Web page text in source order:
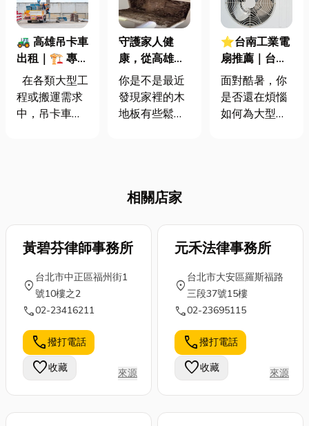
🚜 高雄吊卡車
出租｜🏗️ 專業
吊掛工程 ▸ 施
工支援 ▸ 一站
式起重服務 🌟
程或搬運需求
中，吊卡車與
是工地材料吊
掛，都需要專
驗豐富的操作
團隊，才能確
保安全與效
率。吊卡車出
租服務，能提
供不同噸位的
機型，靈活因
應各種作...
守護家人健
康，從高雄滅
白蟻巢做起
你是不是最近
發現家裡的木
地板有些鬆
是白蟻正在你
在高雄這種潮
濕又溫暖的氣
別活躍，尤其
中。很多人以
為白蟻只是吃
木頭，但其實
牠們會從地基
一路往上啃，
牆壁、...
⭐台南工業電
扇推薦｜台南
人看過來！清
潔保養大公
開，讓你的工
面對酷暑，你
是否還在煩惱
如何為大型空
質。傳統風扇
效果不佳，中
耗電，這個兩
難該怎麼辦？
你需要的是一
台高效、節能
的工業電扇，
並且定期進行
工業電扇清
潔，今天小編
就來...
相關店家
黃碧芬律師事務所
location_on
台北市中正區福州街1
號10樓之2
call02-23416211
call撥打電話
favorite收藏 來源
元禾法律事務所
location_on
台北市大安區羅斯福路
三段37號15樓
call02-23695115
call撥打電話
favorite收藏 來源